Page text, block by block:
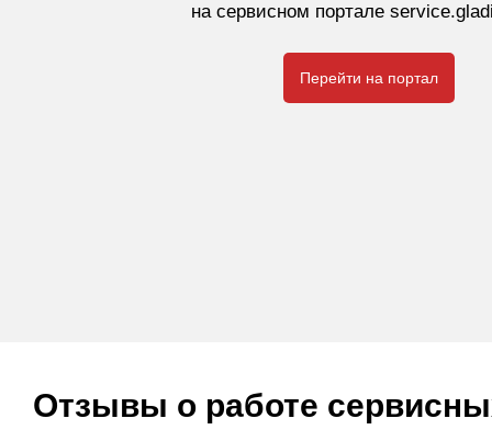
на сервисном портале
Перейти на портал
Отзывы о работе